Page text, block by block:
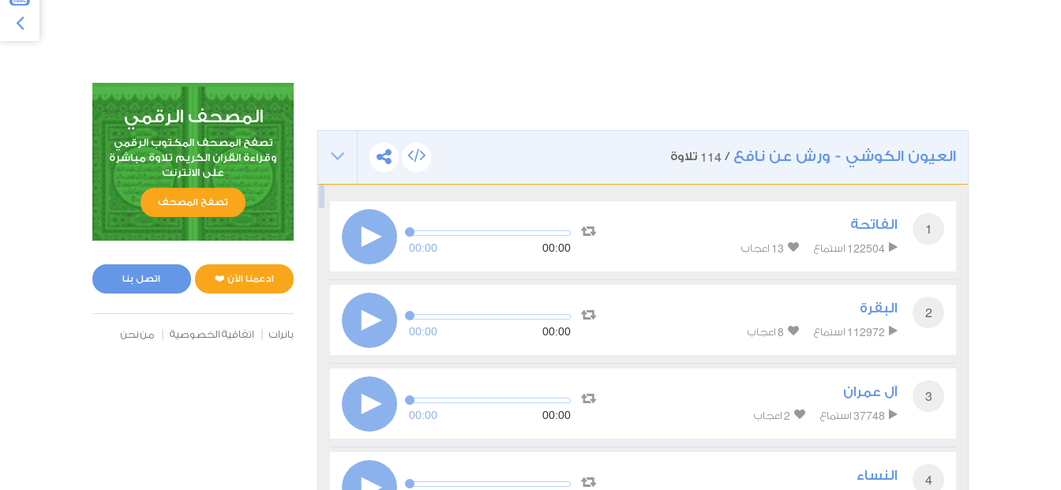
العيون الكوشي - ورش عن نافع /
114 تلاوة
1 الفاتحة
122504 استماع 13 اعجاب 00:00 00:00
2 البقرة
112972 استماع 8 اعجاب 00:00 00:00
3 آل عمران
37748 استماع 2 اعجاب 00:00 00:00
4 النساء
المصحف الرقمي
تصفح المصحف المكتوب الرقمي
وقراءة القران الكريم تلاوة مباشرة
على الانترنت
تصفح المصحف
ادعمنا الآن ❤️ اتصل بنا
بانرات اتفاقية الخصوصية من نحن